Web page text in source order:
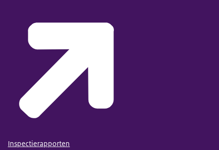
Inspectierapporten